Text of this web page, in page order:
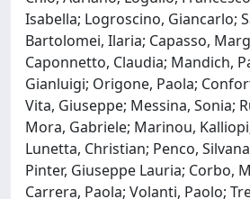
Isabella; Logroscino, Giancarlo;
Bartolomei, Ilaria; Capasso,
Caponnetto, Claudia; Mandich,
Gianluigi; Origone, Paola;
Vita, Giuseppe; Messina, Sonia;
Mora, Gabriele; Marinou,
Lunetta, Christian; Penco,
Pinter, Giuseppe Lauria; Corbo,
Carrera, Paola; Volanti, Paolo;